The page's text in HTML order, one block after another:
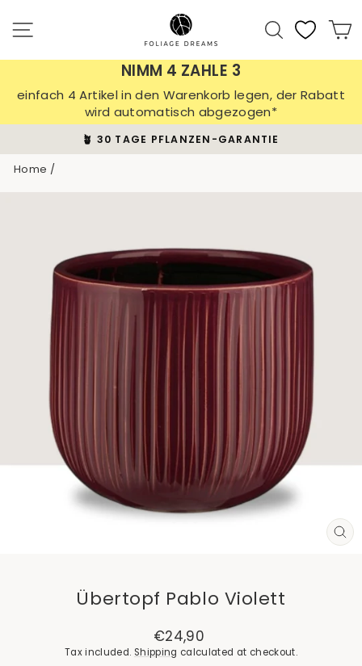
content
Search
NIMM 4 ZAHLE 3
einfach 4 Artikel in den Warenkorb legen, der Rabatt
wird automatisch abgezogen*
Pause
🪴 30 TAGE PFLANZEN-GARANTIE
Home /
Übertopf Pablo Violett
Regular
price
€24,90
Tax included. Shipping calculated at checkout.